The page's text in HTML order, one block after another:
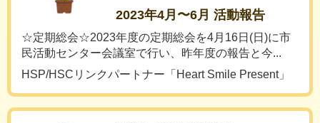
2023年4月〜6月 活動報告
☆定期総会☆2023年度の定期総会を4月16日(日)に市
民活動センター会議室で行い、昨年度の報告と今...
HSP/HSCリンクパートナー「Heart Smile Present」